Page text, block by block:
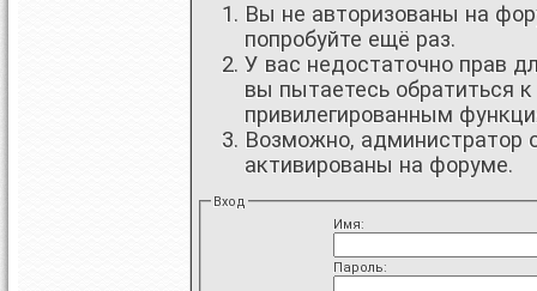
Вы не авторизованы на
попробуйте ещё раз.
У вас недостаточно прав
вы пытаетесь обратиться
привилегированным
Возможно, администратор
активированы на форуме.
Вход
Имя:
Пароль: